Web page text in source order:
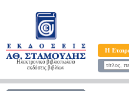
Ηλεκτρονικό βιβλιοπωλείο
εκδόσεις βιβλίων
Η